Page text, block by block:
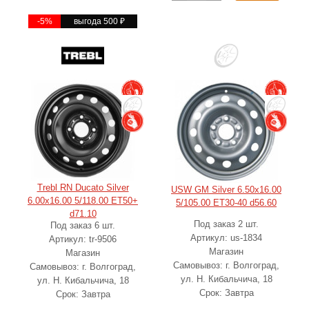
-5% выгода 500 ₽
Trebl RN Ducato Silver
6.00x16.00 5/118.00 ET50+
d71.10
Под заказ 6 шт.
Артикул: tr-9506
Магазин
Самовывоз: г. Волгоград,
ул. Н. Кибальчича, 18
Срок: Завтра
USW GM Silver 6.50x16.00
5/105.00 ET30-40 d56.60
Под заказ 2 шт.
Артикул: us-1834
Магазин
Самовывоз: г. Волгоград,
ул. Н. Кибальчича, 18
Срок: Завтра